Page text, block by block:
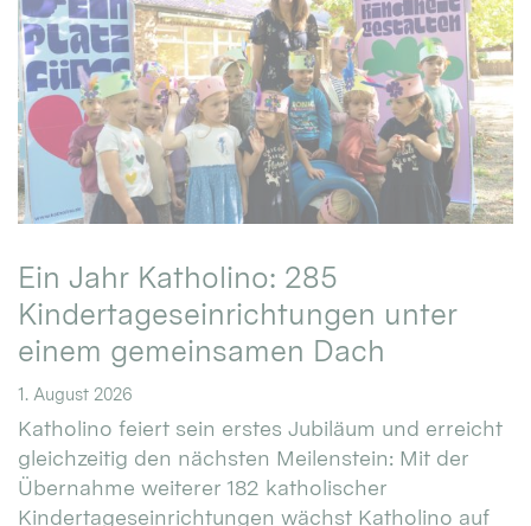
Ein Jahr Katholino: 285
Kindertageseinrichtungen unter
einem gemeinsamen Dach
1. August 2026
Katholino feiert sein erstes Jubiläum und erreicht
gleichzeitig den nächsten Meilenstein: Mit der
Übernahme weiterer 182 katholischer
Kindertageseinrichtungen wächst Katholino auf